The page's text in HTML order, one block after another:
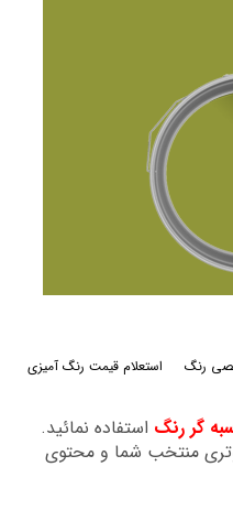
استعلام قیمت رنگ آمیزی رنگ
گر رنگ استفاده نمائید.
منتخب شما و محتوی